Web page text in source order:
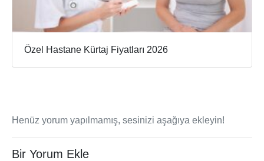
Özel Hastane Kürtaj Fiyatları 2026
Henüz yorum yapılmamış, sesinizi aşağıya ekleyin!
Bir Yorum Ekle